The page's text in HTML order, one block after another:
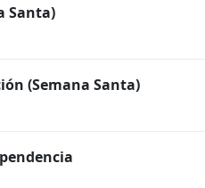
Santa)
(Semana Santa)